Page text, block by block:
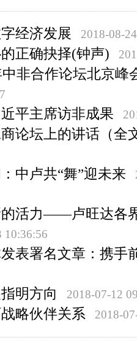
经济发展 2018-08-
正确抉择(钟声)
非合作论坛北京峰
平主席访非成果
论坛上的讲话（全
中卢共“舞”迎未来
的活力——卢旺达各
10:36:56
表署名文章：携手
明方向 2018-07-12
略伙伴关系 2018-